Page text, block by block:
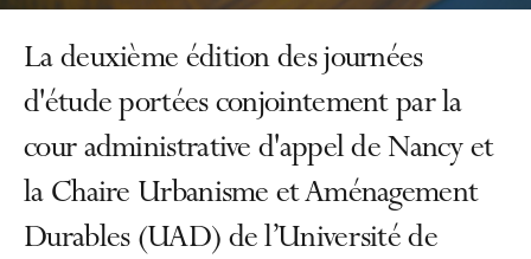
La deuxième édition des journées
d'étude portées conjointement par la
cour administrative d'appel de Nancy et
la Chaire Urbanisme et Aménagement
Durables (UAD) de l’Université de